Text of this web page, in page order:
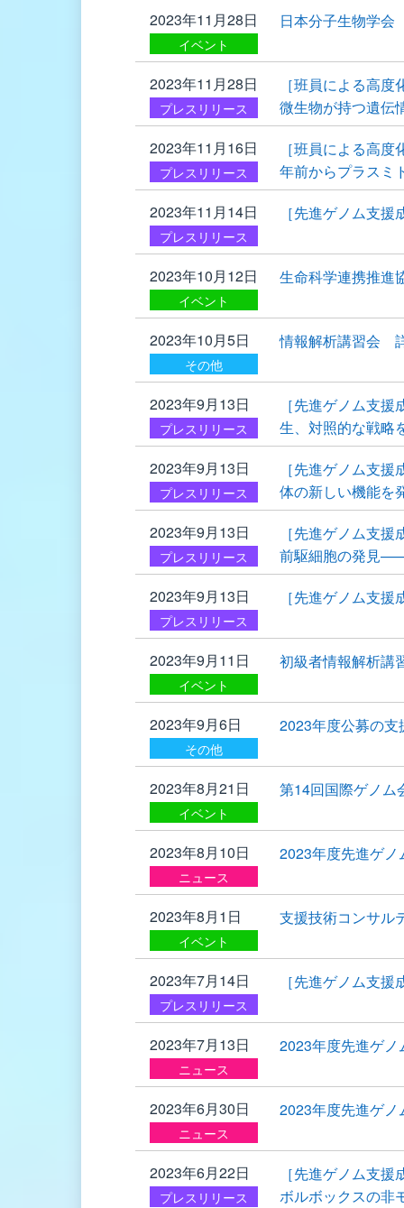
2023年11月28日
イベント
日本分子生物学
2023年11月28日
プレスリリース
［班員による高
微生物が持つ遺伝
2023年11月16日
プレスリリース
［班員による高
年前からプラスミ
2023年11月14日
プレスリリース
［先進ゲノム支
2023年10月12日
イベント
生命科学連携推
2023年10月5日
その他
情報解析講習会
2023年9月13日
プレスリリース
［先進ゲノム支
生、対照的な戦略
2023年9月13日
プレスリリース
［先進ゲノム支
体の新しい機能を
2023年9月13日
プレスリリース
［先進ゲノム支
前駆細胞の発見
2023年9月13日
プレスリリース
［先進ゲノム支
2023年9月11日
イベント
初級者情報解析講
2023年9月6日
その他
2023年度公募の
2023年8月21日
イベント
第14回国際ゲノ
2023年8月10日
ニュース
2023年度先進ゲ
2023年8月1日
イベント
支援技術コンサル
2023年7月14日
プレスリリース
［先進ゲノム支
2023年7月13日
ニュース
2023年度先進ゲ
2023年6月30日
ニュース
2023年度先進ゲ
2023年6月22日
プレスリリース
［先進ゲノム支
ボルボックスの非